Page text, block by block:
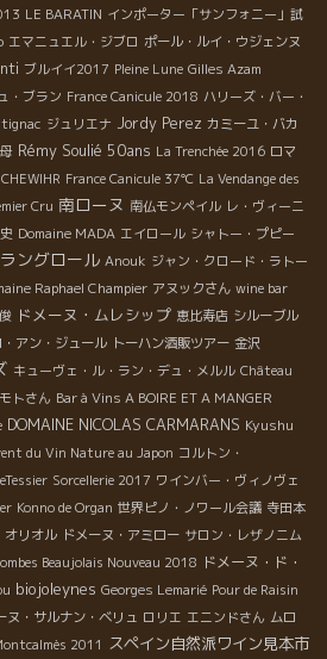
LE BARATIN インポーター「サンフォニー」試
エマニュエル・ジブロ ポール・ルイ・ウジェンヌ
ブルイイ2017 Pleine Lune Gilles Azam
・ブラン France Canicule 2018 ハリーズ・バー・
ジュリエナ Jordy Perez カミーユ・バカ
Rémy Soulié 50ans La Trenchée 2016 ロマ
France Canicule 37℃ La Vendange des
Cru 南ローヌ 南仏モンペイル レ・ヴィーニ
Domaine MADA エイロール シャトー・プピー
ラングロール Anouk ジャン・クロード・ラトー
Raphael Champier アヌックさん wine bar
ドメーヌ・ムレシップ 恵比寿店 シルーブル
・アン・ジュール トーハン酒販ツアー 金沢
キューヴェ・ル・ラン・デュ・メルル Château
トさん Bar à Vins A BOIRE ET A MANGER
DOMAINE NICOLAS CARMARANS Kyushu
du Vin Nature au Japon コルトン・
Sorcellerie 2017 ワインバー・ヴィノヴェ
Konno de Organ 世界ピノ・ノワール会議 寺田本
オリオル ドメーヌ・アミロー サロン・レザノニム
Beaujolais Nouveau 2018 ドメーヌ・ド・
biojoleynes Georges Lemarié Pour de Raisin
ヌ・サルナン・ベリュ ロリエ エニンドさん ムロ
2011 スペイン自然派ワイン見本市